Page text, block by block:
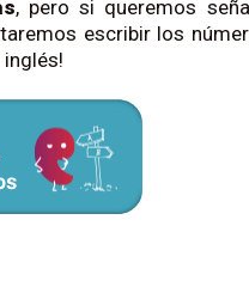
, pero si queremos
escribir los